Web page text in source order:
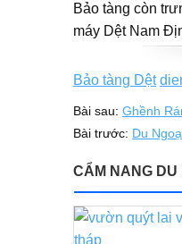
Bảo tàng còn
máy Dệt Nam
Bảo tàng Dệt
Bài sau: Ghềnh
Bài trước: Du
CẨM NANG DU